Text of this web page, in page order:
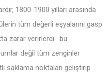
1800-1900 yılları arasında
tüm değerli eşyalarını gasp
zarar verirlerdi. bu
değil tüm zenginler
saklama noktaları geliştirip